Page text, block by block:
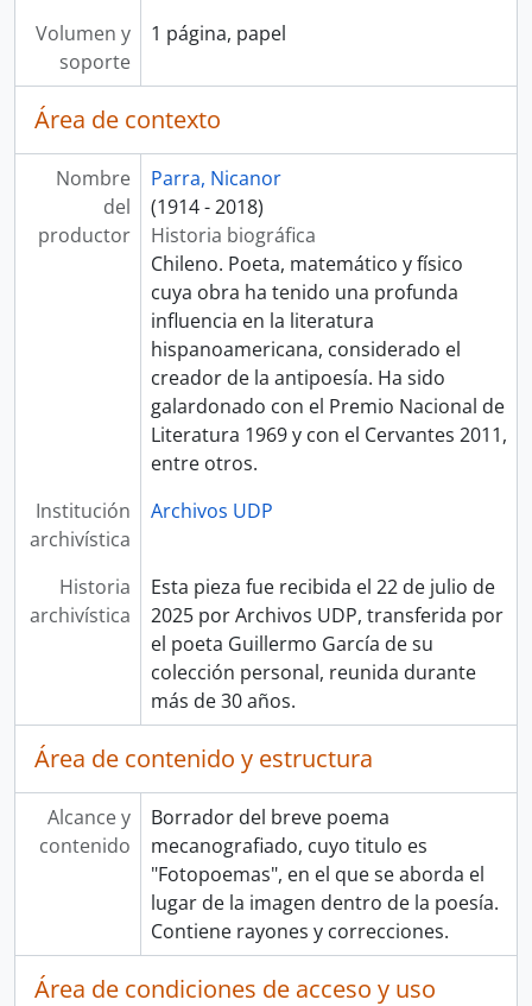
Volumen y
soporte
1 página, papel
Área de contexto
Nombre
del
productor
Parra, Nicanor
(1914 - 2018)
Historia biográfica
Chileno. Poeta, matemático y físico
cuya obra ha tenido una profunda
influencia en la literatura
hispanoamericana, considerado el
creador de la antipoesía. Ha sido
galardonado con el Premio Nacional de
Literatura 1969 y con el Cervantes 2011,
entre otros.
Institución
archivística
Archivos UDP
Historia
archivística
Esta pieza fue recibida el 22 de julio de
2025 por Archivos UDP, transferida por
el poeta Guillermo García de su
colección personal, reunida durante
más de 30 años.
Área de contenido y estructura
Alcance y
contenido
Borrador del breve poema
mecanografiado, cuyo titulo es
"Fotopoemas", en el que se aborda el
lugar de la imagen dentro de la poesía.
Contiene rayones y correcciones.
Área de condiciones de acceso y uso